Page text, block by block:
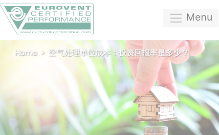
Menu
Home 空气处理单位成本：投资回报率是多少？